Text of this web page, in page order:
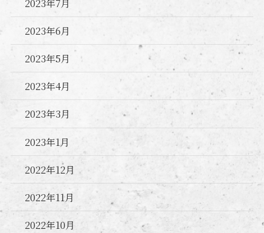
2023年6月
2023年5月
2023年4月
2023年3月
2023年1月
2022年12月
2022年11月
2022年10月